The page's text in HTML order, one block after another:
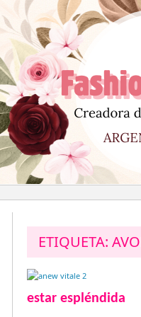
al
contenido
ETIQUETA:
estar espléndida